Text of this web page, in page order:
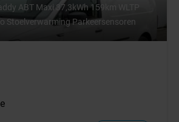
ABT Maxi 37,3kWh 159km WLTP
Stoelverwarming Parkeersensoren